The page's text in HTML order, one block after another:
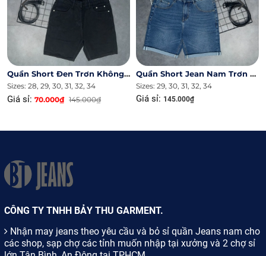
trong chậu nước rồi khuấy đều lên. Sau đó ngâm đồ denim
vào trong đó khoảng từ 1 đến 2 tiếng. Cuối cùng, vớt chiếc
quần ra và giặt lại nước giặt trung tính để loại bỏ mùi giấm
còn bám lại.
Tủ lạnh - Cách bảo quản quần jean không
ai ngờ tới
Hiện nay có nhiều phương pháp bảo quản quần bò, trong
Quần Short Đen Trơn Không Co Giản
Sizes: 28, 29, 30, 31, 32, 34
Giá sỉ:70.000₫ 145.000₫
Quần Short Jean Nam Trơn Ms 2031.8
Sizes: 29, 30, 31, 32, 34
Giá sỉ: 145.000₫
CÔNG TY TNHH BẢY THU GARMENT.
Nhận may jeans theo yêu cầu và bỏ sỉ quần Jeans nam cho
các shop, sạp chợ các tỉnh muốn nhập tại xưởng và 2 chợ sỉ